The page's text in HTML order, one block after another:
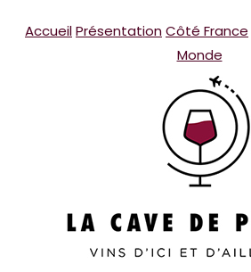
AccueilPrésentationCôté France
Monde